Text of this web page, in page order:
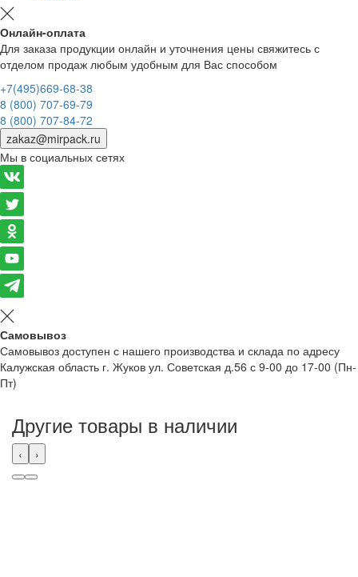
Онлайн-оплата
Для заказа продукции онлайн и уточнения цены свяжитесь с
отделом продаж любым удобным для Вас способом
+7(495)669-68-38
8 (800) 707-69-79
8 (800) 707-84-72
zakaz@mirpack.ru
Мы в социальных сетях
Самовывоз
Самовывоз доступен с нашего производства и склада по адресу
Калужская область г. Жуков ул. Советская д.56 с 9-00 до 17-00 (Пн-
Пт)
Другие товары в наличии
‹ ›